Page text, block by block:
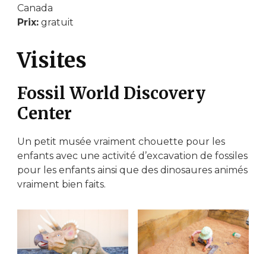
Canada
Prix: gratuit
Visites
Fossil World Discovery
Center
Un petit musée vraiment chouette pour les
enfants avec une activité d’excavation de fossiles
pour les enfants ainsi que des dinosaures animés
vraiment bien faits.